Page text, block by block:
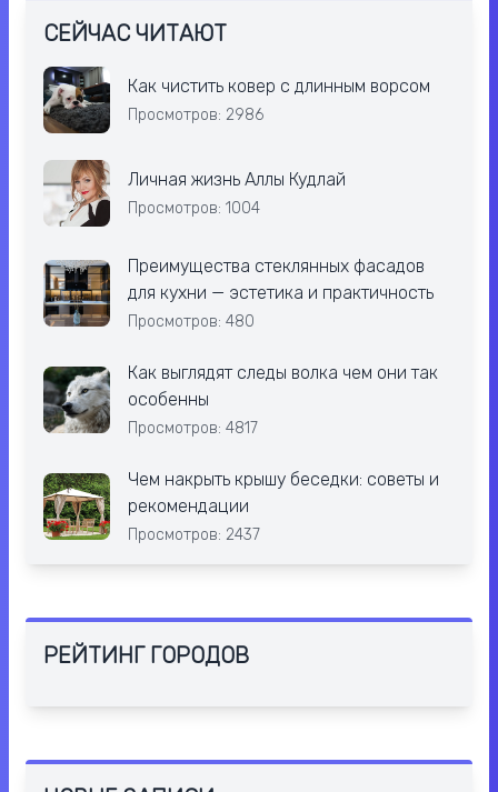
СЕЙЧАС ЧИТАЮТ
Как чистить ковер с длинным ворсом
Просмотров: 2986
Личная жизнь Аллы Кудлай
Просмотров: 1004
Преимущества стеклянных фасадов
для кухни — эстетика и практичность
Просмотров: 480
Как выглядят следы волка чем они так
особенны
Просмотров: 4817
Чем накрыть крышу беседки: советы и
рекомендации
Просмотров: 2437
РЕЙТИНГ ГОРОДОВ